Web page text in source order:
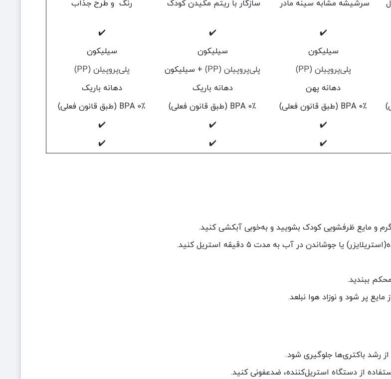
سرشیشه مشابه سینه مادر سازگار با ریتم مکیدن کودک رنگ و طرح جذاب
✔️
✔️
✔️
سیلیکون سیلیکون
سیلیکون
پلی‌پروپیلن (PP) پلی‌پروپیلن (PP) + سیلیکون
پلی‌پروپیلن (PP)
دهانه پهن دهانه باریک
دهانه باریک
0٪ BPA (طبق قانون فعلی) 0٪ BPA (طبق قانون فعلی)
0٪ BPA (طبق قانون فعلی)
✔️
✔️
✔️
✔️
✔️
✔️
و مایع ظرفشویی کودک بشویید و به‌خوبی آبکشی کنید.
یا جوشاندن در آب به مدت ۵ دقیقه استریل کنید.
ببندید.
پر شود و نوزاد هوا نبلعد.
رشد باکتری‌ها جلوگیری شود.
از دستگاه استریل‌کننده، ضدعفونی کنید.